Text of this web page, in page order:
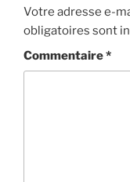
Votre adresse e-
obligatoires sont
Commentaire*